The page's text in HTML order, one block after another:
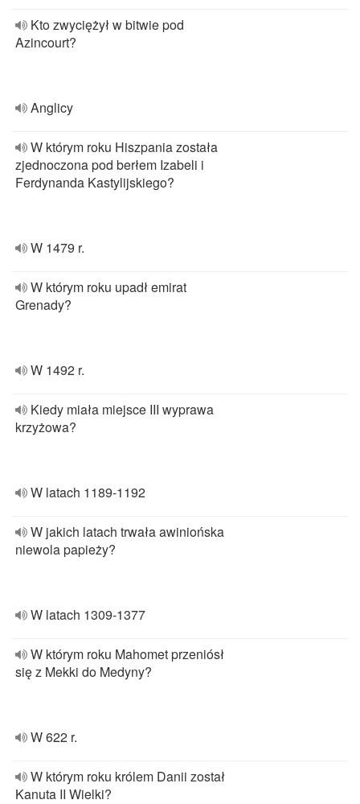
Kto zwyciężył w bitwie pod
Azincourt?
Anglicy
W którym roku Hiszpania została
zjednoczona pod berłem Izabeli i
Ferdynanda Kastylijskiego?
W 1479 r.
W którym roku upadł emirat
Grenady?
W 1492 r.
Kiedy miała miejsce III wyprawa
krzyżowa?
W latach 1189-1192
W jakich latach trwała awiniońska
niewola papieży?
W latach 1309-1377
W którym roku Mahomet przeniósł
się z Mekki do Medyny?
W 622 r.
W którym roku królem Danii został
Kanuta II Wielki?